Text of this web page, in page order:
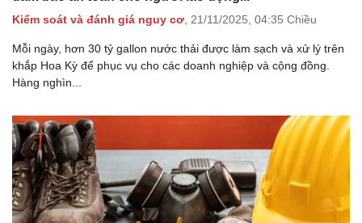
Kiểm soát và đánh giá nguy cơ 21/11/2025, 04:35 Chiều
Mỗi ngày, hơn 30 tỷ gallon nước thải được làm sạch và xử lý trên
khắp Hoa Kỳ để phục vụ cho các doanh nghiệp và cộng đồng.
Hàng nghìn...